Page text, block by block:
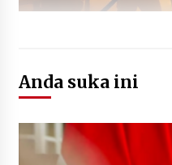
Anda suka ini